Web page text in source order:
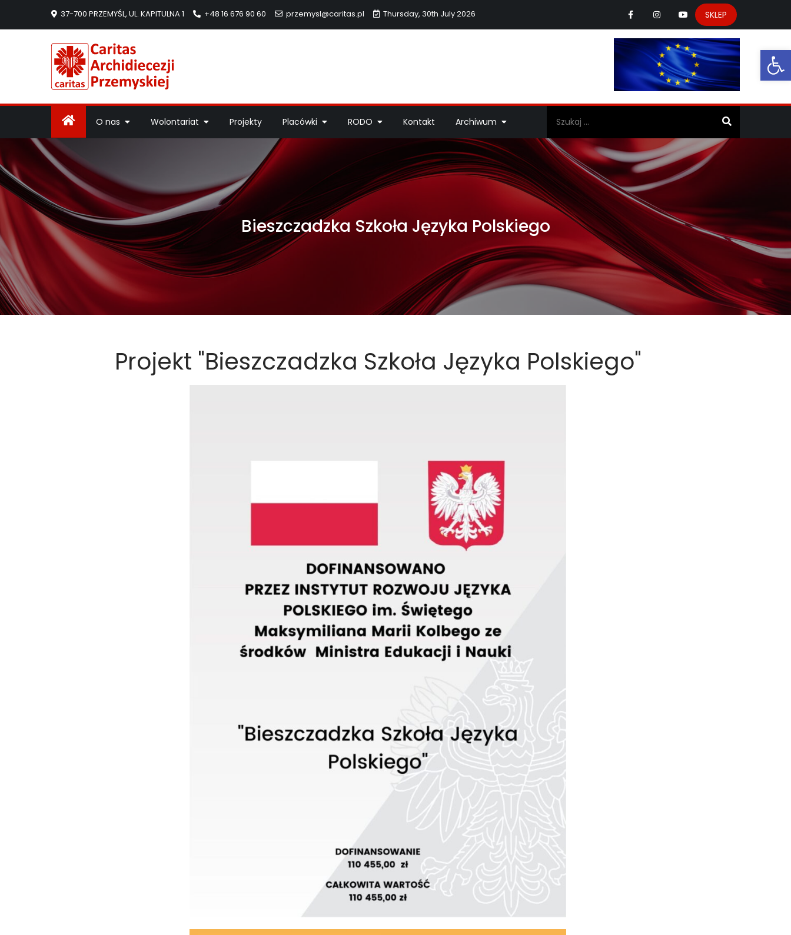
37-700 PRZEMYŚL, UL. KAPITULNA 1 +48 16 676 90 60 przemysl@caritas.pl Thursday, 30th July 2026 SKLEP
O nas Wolontariat Projekty Placówki RODO Kontakt Archiwum
Bieszczadzka Szkoła Języka Polskiego
Projekt "Bieszczadzka Szkoła Języka Polskiego"